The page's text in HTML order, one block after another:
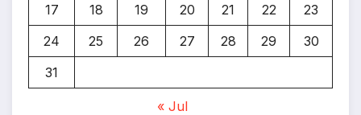
17
18 19 20 21 22
23
24
25 26 27 28 29
30
31
« Jul